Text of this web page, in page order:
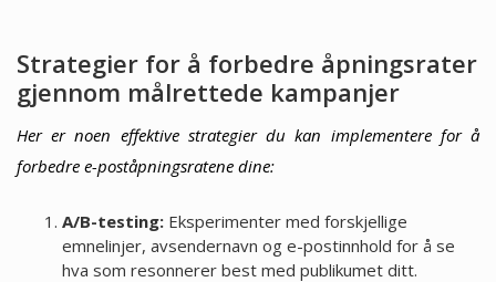
Strategier for å forbedre åpningsrater
gjennom målrettede kampanjer
Her er noen effektive strategier du kan implementere for å
forbedre e-poståpningsratene dine:
A/B-testing:Eksperimenter med forskjellige
emnelinjer, avsendernavn og e-postinnhold for å se
hva som resonnerer best med publikumet ditt.